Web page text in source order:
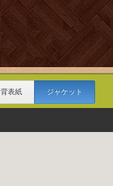
背表紙 ジャケット